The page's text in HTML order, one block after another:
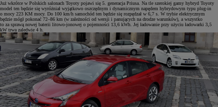
Już wkrótce w Polskich salonach Toyoty pojawi się 5. generacja Priusa. Na tle szerokiej gamy hybryd Toyoty
model ten będzie się wyróżniał wyjątkowo oszczędnym i dynamicznym napędem hybrydowym typu plug-in
o mocy 223 KM mocy. Do 100 km/h samochód ten będzie się rozpędzał w 6,7 s. W trybie elektrycznym
będzie mógł pokonać 72–86 km (w zależności od wersji i panujących na drodze warunków), a wszystko
to za sprawą nowej baterii litowo-jonowej o pojemności 13,6 kWh. Jej ładowanie przy użyciu ładowarki 3,5
kW trwa zaledwie 4 h.